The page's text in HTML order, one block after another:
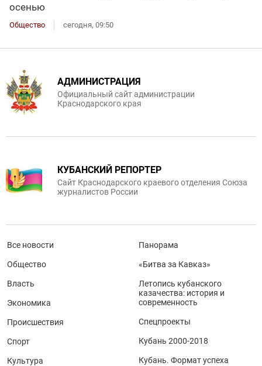
осенью
Общество сегодня, 09:50
АДМИНИСТРАЦИЯ
Официальный сайт администрации
Краснодарского края
КУБАНСКИЙ РЕПОРТЕР
Сайт Краснодарского краевого отделения Союза
журналистов России
Все новости
Общество
Власть
Экономика
Происшествия
Спорт
Культура
Панорама
«Битва за Кавказ»
Летопись кубанского
казачества: история и
современность
Спецпроекты
Кубань 2000-2018
Кубань. Формат успеха